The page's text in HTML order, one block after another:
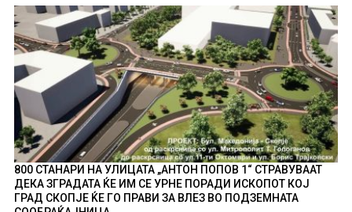
800 СТАНАРИ НА УЛИЦАТА „АНТОН ПОПОВ 1“ СТРАВУВААТ
ДЕКА ЗГРАДАТА ЌЕ ИМ СЕ УРНЕ ПОРАДИ ИСКОПОТ КОЈ
ГРАД СКОПЈЕ ЌЕ ГО ПРАВИ ЗА ВЛЕЗ ВО ПОДЗЕМНАТА